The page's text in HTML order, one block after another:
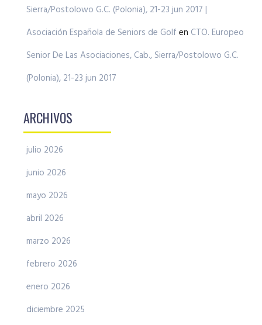
Sierra/Postolowo G.C. (Polonia), 21-23 jun 2017 |
Asociación Española de Seniors de Golf en CTO. Europeo
Senior De Las Asociaciones, Cab., Sierra/Postolowo G.C.
(Polonia), 21-23 jun 2017
ARCHIVOS
julio 2026
junio 2026
mayo 2026
abril 2026
marzo 2026
febrero 2026
enero 2026
diciembre 2025